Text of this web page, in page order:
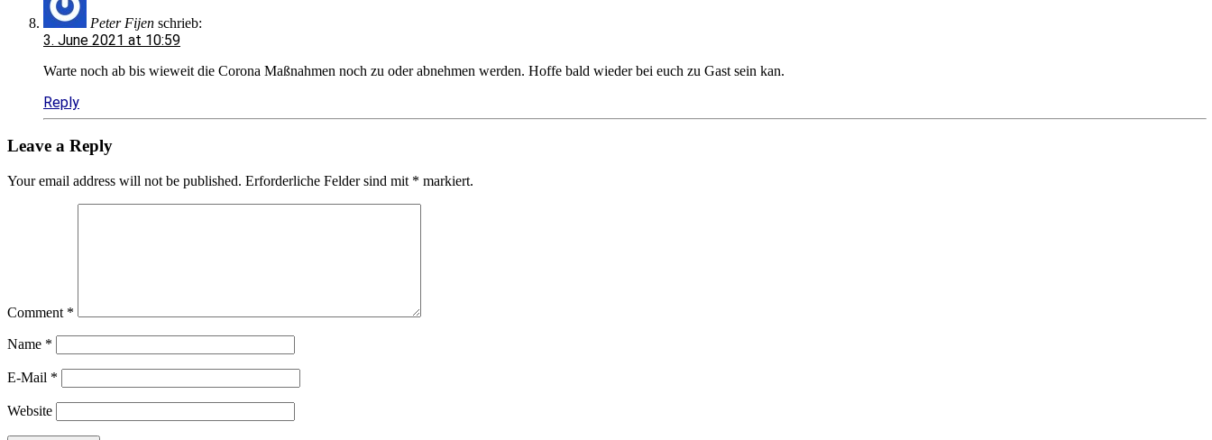
Peter Fijen schrieb:
3. June 2021 at 10:59
Warte noch ab bis wieweit die Corona Maßnahmen noch zu oder abnehmen werden. Hoffe bald wieder bei euch zu Gast sein kan.
Reply
Leave a Reply
Your email address will not be published. Erforderliche Felder sind mit * markiert.
Comment *
Name *
E-Mail *
Website